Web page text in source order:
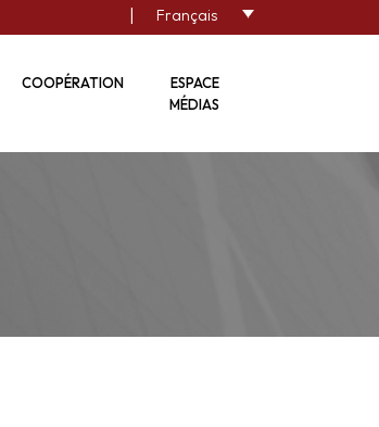
| Français
COOPÉRATION
ESPACE
MÉDIAS